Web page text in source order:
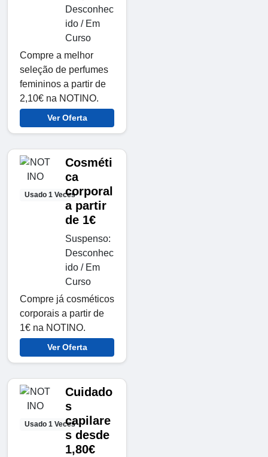
Desconhec
ido / Em
Curso
Compre a melhor
seleção de perfumes
femininos a partir de
2,10€ na NOTINO.
Ver Oferta
Usado 1 Veces
Cosméti
ca
corporal
a partir
de 1€
Suspenso:
Desconhec
ido / Em
Curso
Compre já cosméticos
corporais a partir de
1€ na NOTINO.
Ver Oferta
Usado 1 Veces
Cuidado
s
capilare
s desde
1,80€